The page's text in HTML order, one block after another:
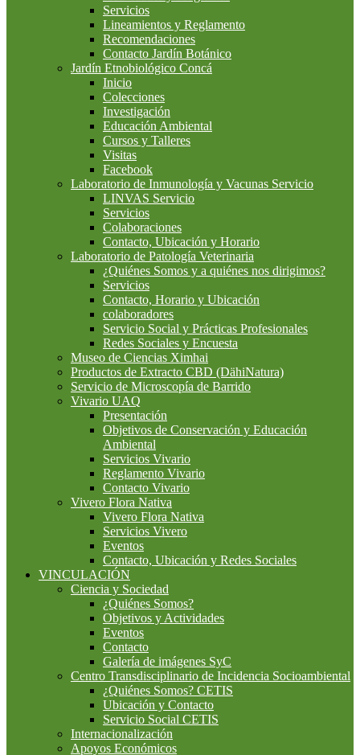
Servicios
Lineamientos y Reglamento
Recomendaciones
Contacto Jardín Botánico
Jardín Etnobiológico Concá
Inicio
Colecciones
Investigación
Educación Ambiental
Cursos y Talleres
Visitas
Facebook
Laboratorio de Inmunología y Vacunas Servicio
LINVAS Servicio
Servicios
Colaboraciones
Contacto, Ubicación y Horario
Laboratorio de Patología Veterinaria
¿Quiénes Somos y a quiénes nos dirigimos?
Servicios
Contacto, Horario y Ubicación
colaboradores
Servicio Social y Prácticas Profesionales
Redes Sociales y Encuesta
Museo de Ciencias Ximhai
Productos de Extracto CBD (DähiNatura)
Servicio de Microscopía de Barrido
Vivario UAQ
Presentación
Objetivos de Conservación y Educación
Ambiental
Servicios Vivario
Reglamento Vivario
Contacto Vivario
Vivero Flora Nativa
Vivero Flora Nativa
Servicios Vivero
Eventos
Contacto, Ubicación y Redes Sociales
VINCULACIÓN
Ciencia y Sociedad
¿Quiénes Somos?
Objetivos y Actividades
Eventos
Contacto
Galería de imágenes SyC
Centro Transdisciplinario de Incidencia Socioambiental
¿Quiénes Somos? CETIS
Ubicación y Contacto
Servicio Social CETIS
Internacionalización
Apoyos Económicos